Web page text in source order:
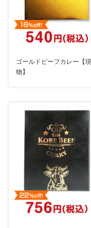
ゴールドビーフカレー【現
物】